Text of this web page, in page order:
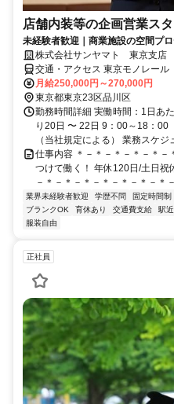
店舗内装等の企画営業ス
未経験者歓迎｜商業施設の空間プ
株式会社サンヤマト 東京支店
交通・アクセス 東京モノレー
分、りんかい線「天王洲アイル
月給250,000円～270,000円
東京都東京23区品川区
勤務時間詳細 実働時間：1日あ
り20日 〜 22日 9：00～18：00
（当社規定による） 業務スケ
仕事内容 ＊－＊－＊－＊－＊－
つけて働く！ 年休120日/土日祝
－＊－＊－＊－＊－＊－＊－＊
業界未経験者歓迎 学歴不問 固定時間制
ブランクOK
育休あり 交通費支給 駅
服装自由
正社員